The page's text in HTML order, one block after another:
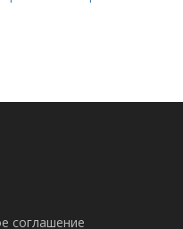
соглашение